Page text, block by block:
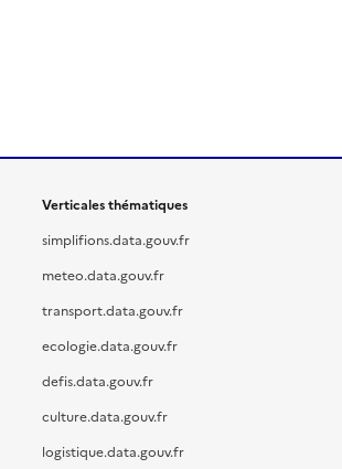
Verticales thématiques
simplifions.data.gouv.fr
meteo.data.gouv.fr
transport.data.gouv.fr
ecologie.data.gouv.fr
defis.data.gouv.fr
culture.data.gouv.fr
logistique.data.gouv.fr